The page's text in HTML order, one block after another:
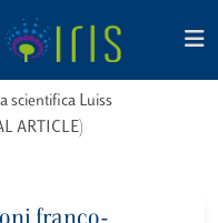
scientifica Luiss
ARTICLE)